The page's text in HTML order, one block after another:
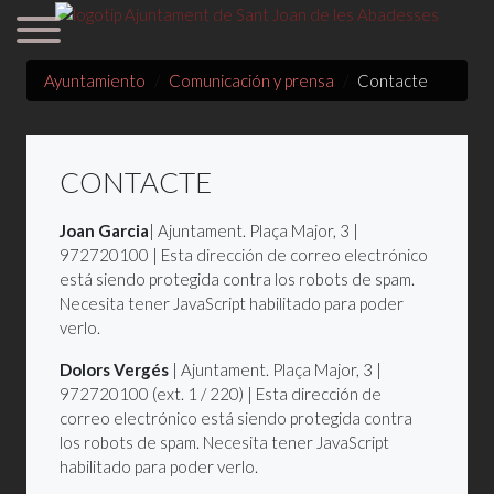
Ayuntamiento Comunicación y prensa Contacte
CONTACTE
Joan Garcia| Ajuntament. Plaça Major, 3 |
972720100 | Esta dirección de correo electrónico
está siendo protegida contra los robots de spam.
Necesita tener JavaScript habilitado para poder
verlo.
Dolors Vergés | Ajuntament. Plaça Major, 3 |
972720100 (ext. 1 / 220) | Esta dirección de
correo electrónico está siendo protegida contra
los robots de spam. Necesita tener JavaScript
habilitado para poder verlo.